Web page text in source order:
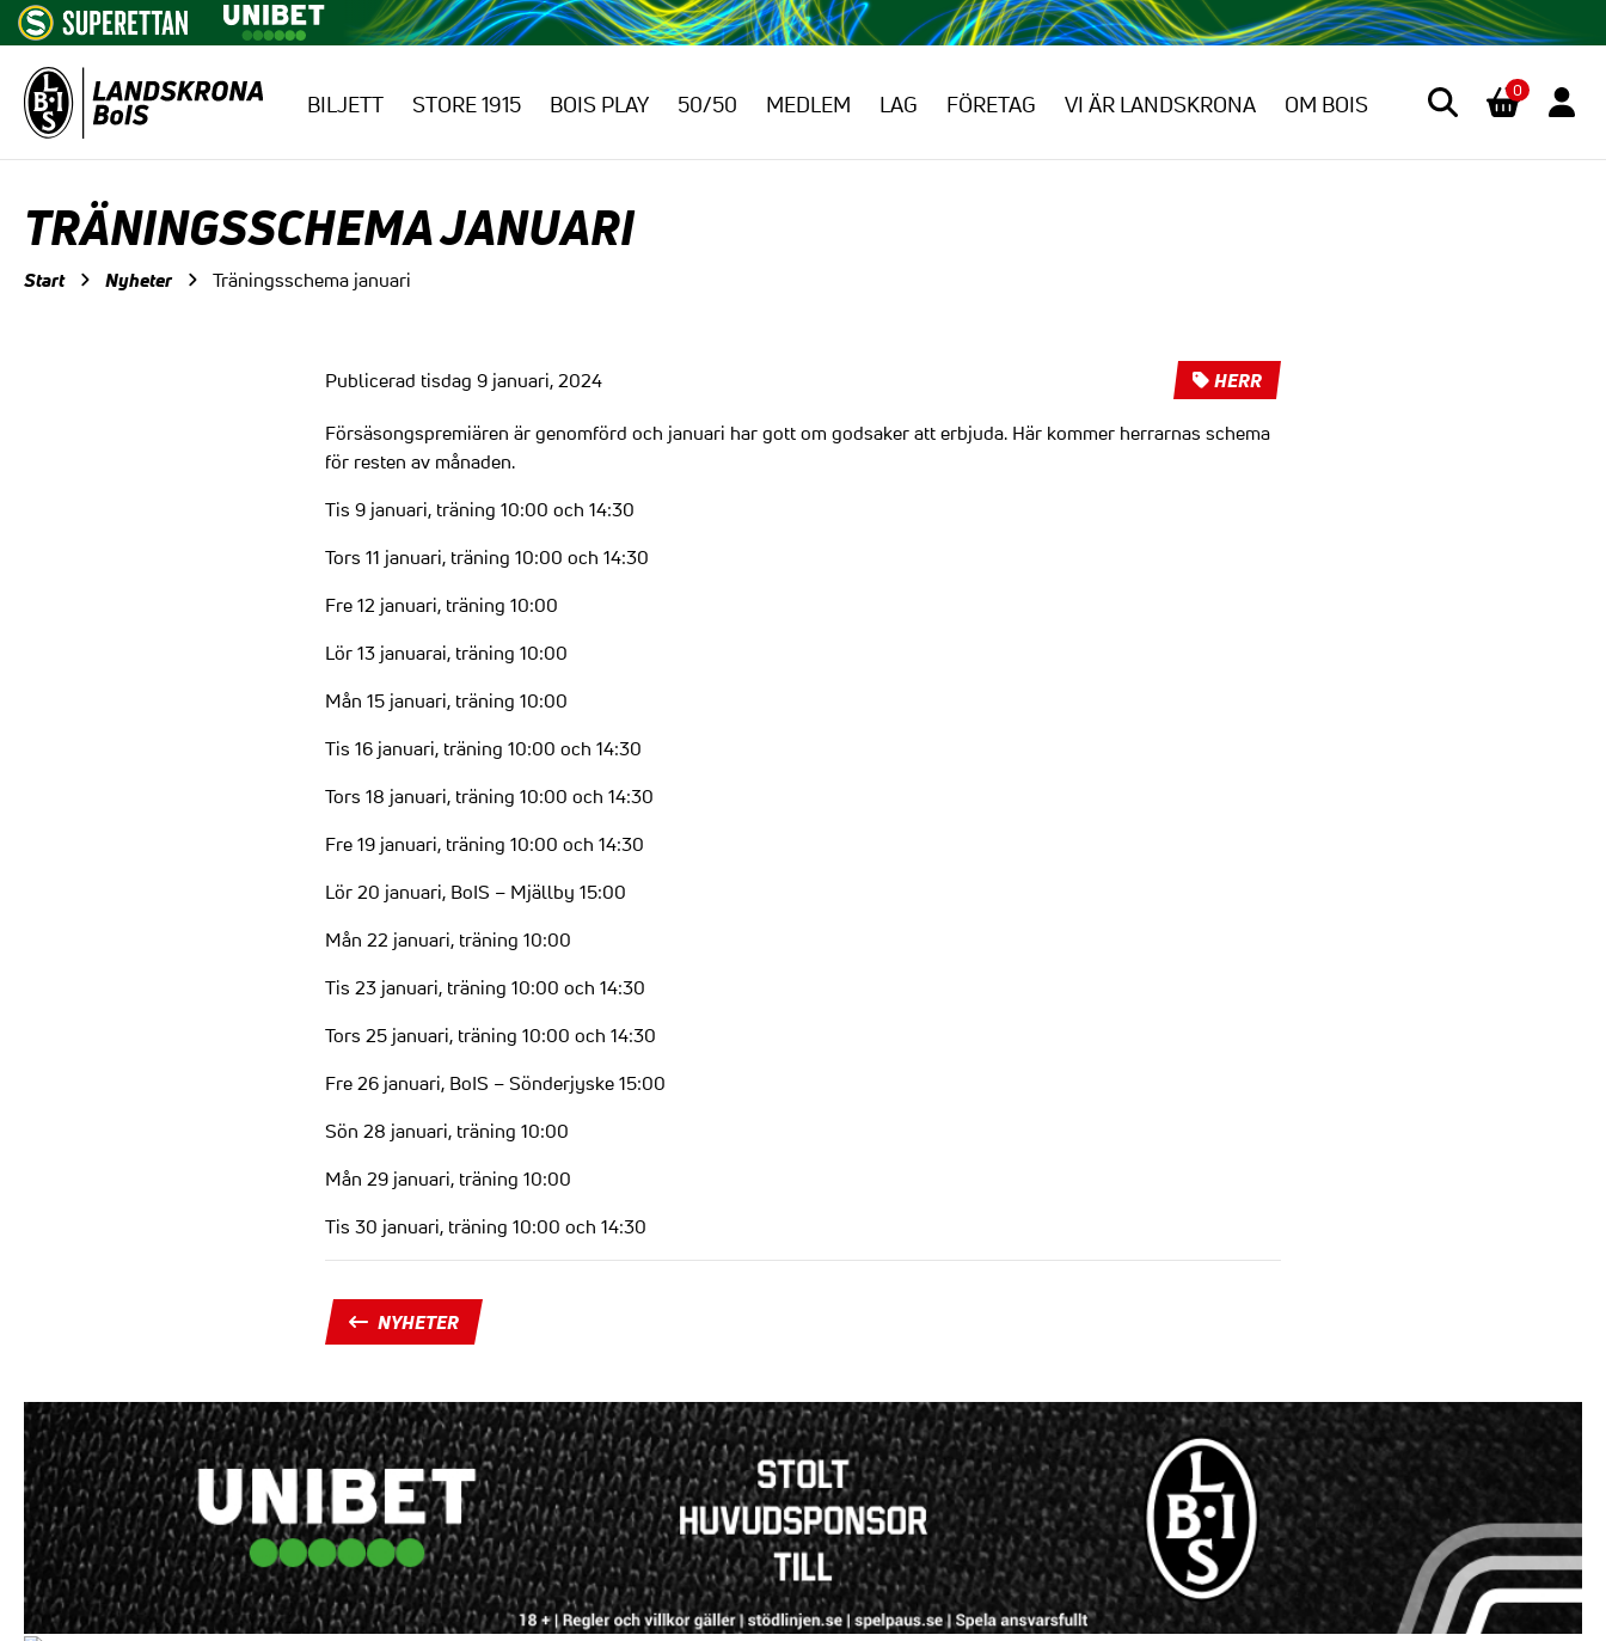
BILJETT STORE 1915 BOIS PLAY 50/50 MEDLEM LAG FÖRETAG VI ÄR LANDSKRONA OM BOIS
0
TRÄNINGSSCHEMA JANUARI
Start Nyheter Träningsschema januari
Publicerad tisdag 9 januari, 2024 HERR
Försäsongspremiären är genomförd och januari har gott om godsaker att erbjuda. Här kommer herrarnas schema
för resten av månaden.
Tis 9 januari, träning 10:00 och 14:30
Tors 11 januari, träning 10:00 och 14:30
Fre 12 januari, träning 10:00
Lör 13 januarai, träning 10:00
Mån 15 januari, träning 10:00
Tis 16 januari, träning 10:00 och 14:30
Tors 18 januari, träning 10:00 och 14:30
Fre 19 januari, träning 10:00 och 14:30
Lör 20 januari, BoIS – Mjällby 15:00
Mån 22 januari, träning 10:00
Tis 23 januari, träning 10:00 och 14:30
Tors 25 januari, träning 10:00 och 14:30
Fre 26 januari, BoIS – Sönderjyske 15:00
Sön 28 januari, träning 10:00
Mån 29 januari, träning 10:00
Tis 30 januari, träning 10:00 och 14:30
NYHETER